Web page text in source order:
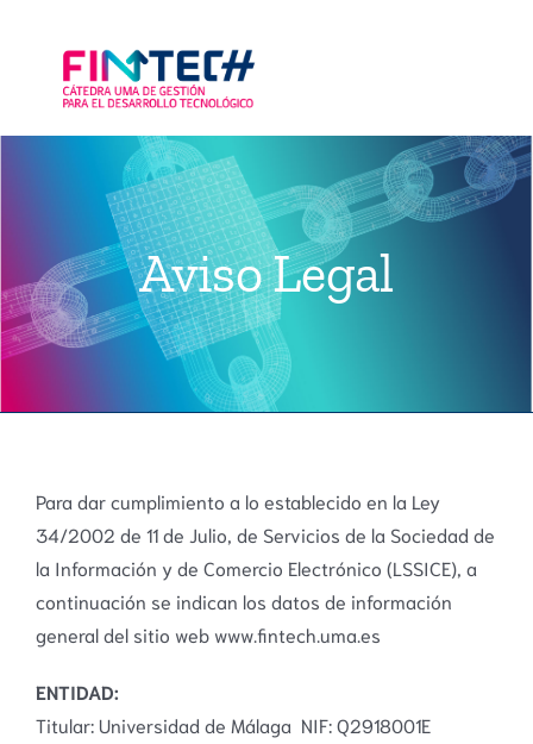
content
La Cátedra
Academy
Contacto
Aviso Legal
Para dar cumplimiento a lo establecido en la Ley
34/2002 de 11 de Julio, de Servicios de la Sociedad de
la Información y de Comercio Electrónico (LSSICE), a
continuación se indican los datos de información
general del sitio web www.fintech.uma.es
ENTIDAD:
Titular: Universidad de Málaga NIF: Q2918001E